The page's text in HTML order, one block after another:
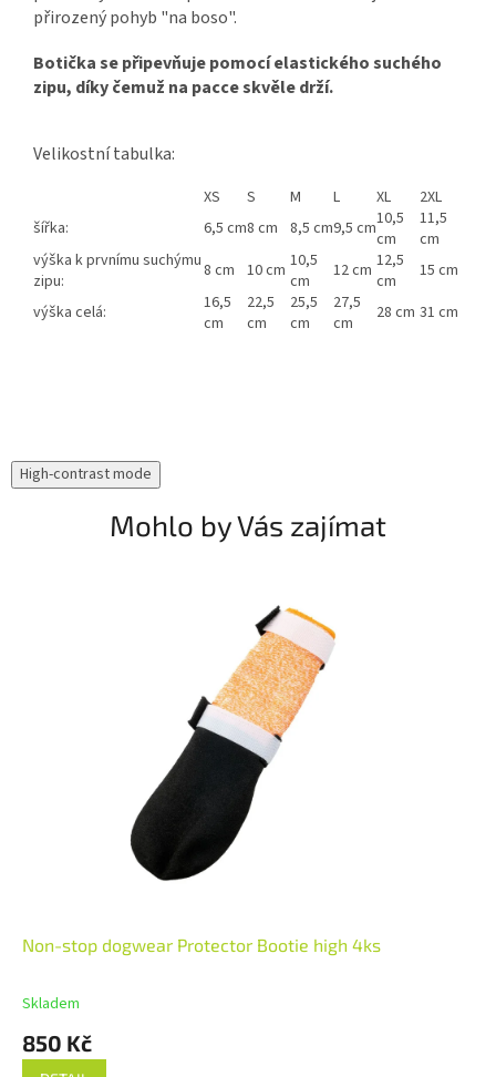
přirozený pohyb "na boso".
Botička se připevňuje pomocí elastického suchého
zipu, díky čemuž na pacce skvěle drží.
Velikostní tabulka:
XS S M L XL
2XL
šířka:
6,5 cm8 cm 8,5 cm9,5 cm10,5
cm
11,5
cm
výška k prvnímu suchýmu
zipu:
8 cm 10 cm 10,5
cm
12 cm 12,5
cm
15 cm
výška celá:
16,5
cm
22,5
cm
25,5
cm
27,5
cm
28 cm 31 cm
High-contrast mode
Mohlo by Vás zajímat
Non-stop dogwear Protector Bootie high 4ks
Skladem
850 Kč